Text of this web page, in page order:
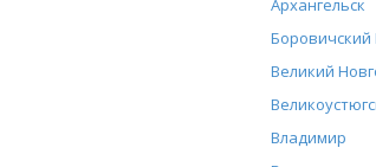
Архангельск
Великий
Владимир